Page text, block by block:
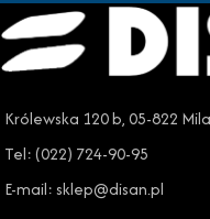
Królewska 120 b, 05-822
Tel: (022) 724-90-95
E-mail: sklep@disan.pl